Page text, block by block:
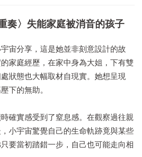
奏〉失能家庭被消音的孩子
宙分享，這是她並非刻意設計的故
家庭經歷，在家中身為大姐，下有雙
狀態也大幅取材自現實。她想呈現
下的無助。
確實感受到了窒息感。在觀察過往親
小宇宙驚覺自己的生命軌跡竟與某些
要當初踏錯一步，自己也可能走向相